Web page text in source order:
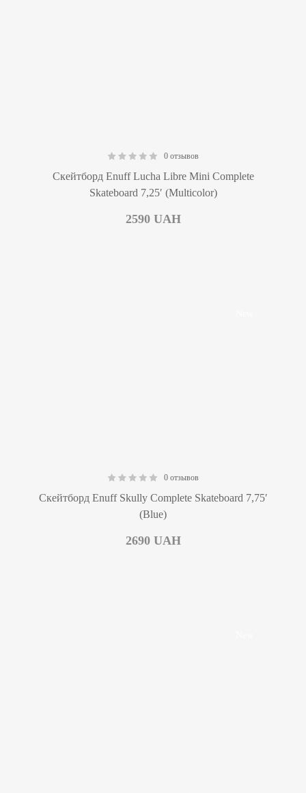
0 отзывов
Скейтборд Enuff Lucha Libre Mini Complete
Skateboard 7,25′ (Multicolor)
2590 UAH
0 отзывов
Скейтборд Enuff Skully Complete Skateboard 7,75′
(Blue)
2690 UAH